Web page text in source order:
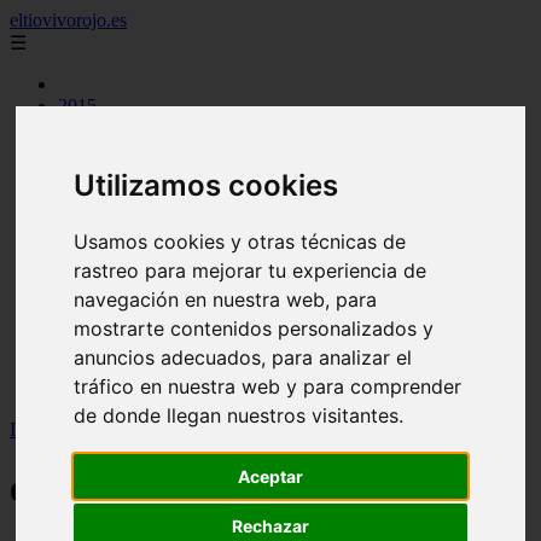
Utilizamos cookies
Usamos cookies y otras técnicas de
rastreo para mejorar tu experiencia de
navegación en nuestra web, para
mostrarte contenidos personalizados y
anuncios adecuados, para analizar el
tráfico en nuestra web y para comprender
de donde llegan nuestros visitantes.
Aceptar
Rechazar
eltiovivorojo.es
☰
2015
carnes
comidas
huevos
otros
postres
producto
venezuela
verduras
Inicio
espana
espana